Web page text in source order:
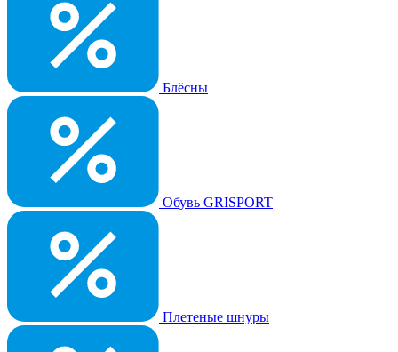
Блёсны
Обувь GRISPORT
Плетеные шнуры